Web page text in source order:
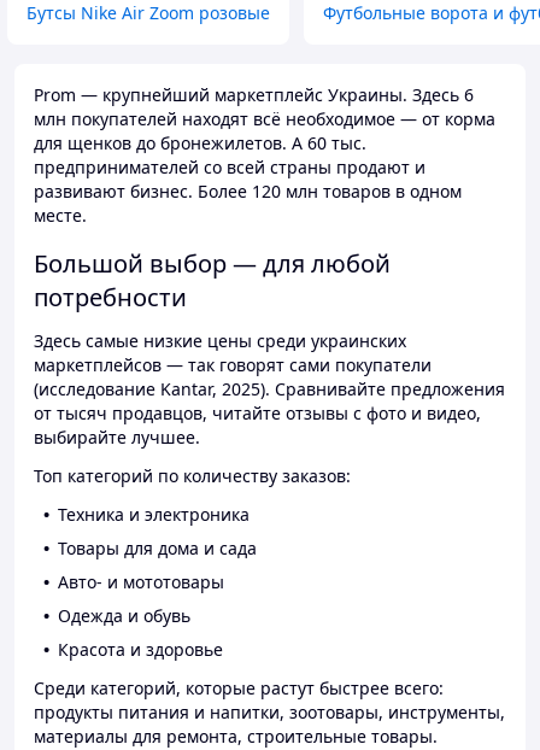
Бутсы Nike Air Zoom розовые Футбольные ворота и
Prom — крупнейший маркетплейс Украины. Здесь 6
млн покупателей находят всё необходимое — от корма
для щенков до бронежилетов. А 60 тыс.
предпринимателей со всей страны продают и
развивают бизнес. Более 120 млн товаров в одном
месте.
Большой выбор — для любой
потребности
Здесь самые низкие цены среди украинских
маркетплейсов — так говорят сами покупатели
(исследование Kantar, 2025). Сравнивайте предложения
от тысяч продавцов, читайте отзывы с фото и видео,
выбирайте лучшее.
Топ категорий по количеству заказов:
Техника и электроника
Товары для дома и сада
Авто- и мототовары
Одежда и обувь
Красота и здоровье
Среди категорий, которые растут быстрее всего:
продукты питания и напитки, зоотовары, инструменты,
материалы для ремонта, строительные товары.